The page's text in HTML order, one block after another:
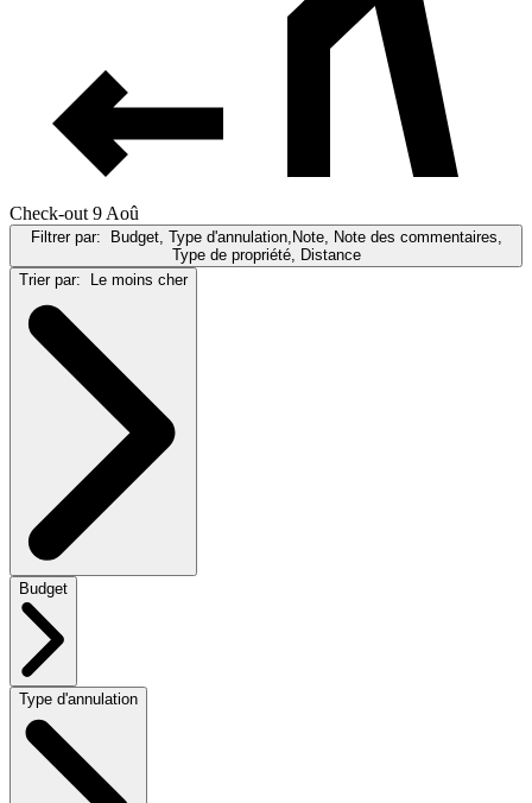
Check-out 9 Aoû
Filtrer par: Budget, Type d'annulation,Note, Note des commentaires,
Type de propriété, Distance
Trier par: Le moins cher
Budget
Type d'annulation